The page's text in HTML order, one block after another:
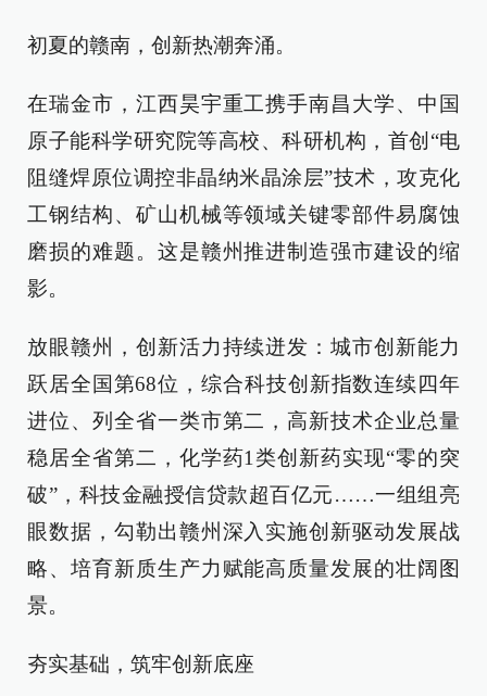
初夏的赣南，创新热潮奔涌。
在瑞金市，江西昊宇重工携手南昌大学、中国
原子能科学研究院等高校、科研机构，首创“电
阻缝焊原位调控非晶纳米晶涂层”技术，攻克化
工钢结构、矿山机械等领域关键零部件易腐蚀
磨损的难题。这是赣州推进制造强市建设的缩
影。
放眼赣州，创新活力持续迸发：城市创新能力
跃居全国第68位，综合科技创新指数连续四年
进位、列全省一类市第二，高新技术企业总量
稳居全省第二，化学药1类创新药实现“零的突
破”，科技金融授信贷款超百亿元……一组组亮
眼数据，勾勒出赣州深入实施创新驱动发展战
略、培育新质生产力赋能高质量发展的壮阔图
景。
夯实基础，筑牢创新底座